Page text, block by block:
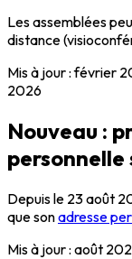
Les assemblées
distance
Mis à jour : février
2026
Nouveau :
personnelle
Depuis le 23 août
que sonadresse
Mis à jour : août